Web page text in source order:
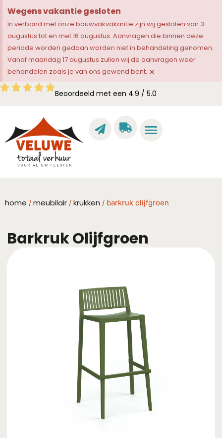
Wegens vakantie gesloten
In verband met onze bouwvakvakantie zijn wij gesloten van 3
augustus tot en met 16 augustus. Aanvragen die binnen deze
periode worden gedaan worden niet in behandeling genomen.
Vanaf maandag 17 augustus zullen wij de aanvragen weer
behandelen zoals je van ons gewend bent. ×
Beoordeeld met een 4.9 / 5.0
home / meubilair / krukken / barkruk olijfgroen
Barkruk Olijfgroen